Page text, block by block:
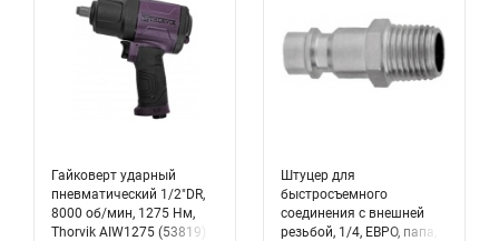
Гайковерт ударный
пневматический 1/2"DR,
8000 об/мин, 1275 Нм,
Thorvik AIW1275 (53819)
Штуцер для
быстросъемного
соединения с внешней
резьбой, 1/4, ЕВРО, папа,